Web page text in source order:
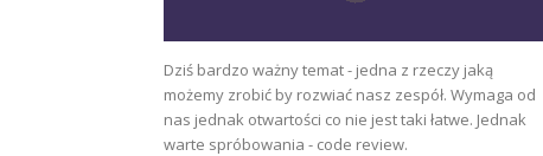
Dziś bardzo ważny temat - jedna z rzeczy jaką
możemy zrobić by rozwiać nasz zespół. Wymaga od
nas jednak otwartości co nie jest taki łatwe. Jednak
warte spróbowania - code review.